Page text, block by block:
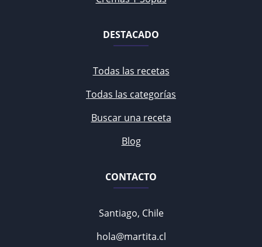
DESTACADO
Todas las recetas
Todas las categorías
Buscar una receta
Blog
CONTACTO
Santiago, Chile
hola@martita.cl